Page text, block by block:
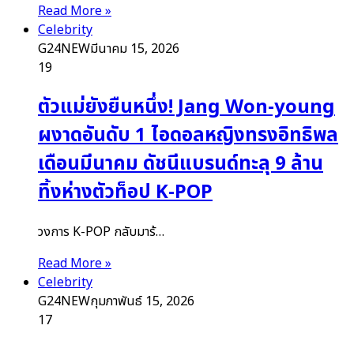
Read More »
Celebrity
G24NEWมีนาคม 15, 2026
19
ตัวแม่ยังยืนหนึ่ง! Jang Won-young
ผงาดอันดับ 1 ไอดอลหญิงทรงอิทธิพล
เดือนมีนาคม ดัชนีแบรนด์ทะลุ 9 ล้าน
ทิ้งห่างตัวท็อป K-POP
วงการ K-POP กลับมาร้…
Read More »
Celebrity
G24NEWกุมภาพันธ์ 15, 2026
17